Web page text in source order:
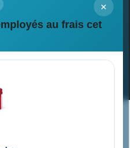
×
au frais cet
et nos offres spéciales
global